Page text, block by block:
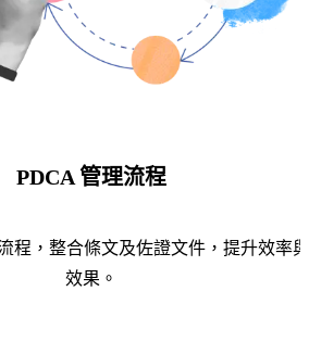
PDCA 管理流程
程，整合條文及佐證文件，提升效率
效果。